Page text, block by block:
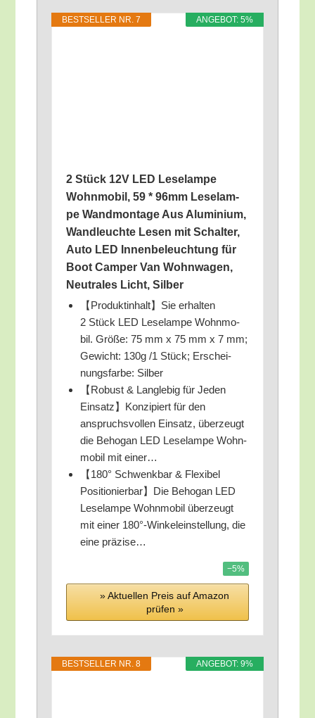
ANGE­BOT: 5%
BEST­SEL­LER NR. 7
2 Stück 12V LED Lese­lam­pe
Wohn­mo­bil, 59 * 96mm Lese­lam­
pe Wand­mon­ta­ge Aus Alu­mi­ni­um,
Wand­leuch­te Lesen mit Schal­ter,
Auto LED Innen­be­leuch­tung für
Boot Cam­per Van Wohn­wa­gen,
Neu­tra­les Licht, Silber
【Produktinhalt】Sie erhal­ten
2 Stück LED Lese­lam­pe Wohn­mo­
bil. Grö­ße: 75 mm x 75 mm x 7 mm;
Gewicht: 130g /​1 Stück; Erschei­
nungs­far­be: Silber
【Robust & Lang­le­big für Jeden
Einsatz】Konzipiert für den
anspruchs­vol­len Ein­satz, über­zeugt
die Beho­gan LED Lese­lam­pe Wohn­
mo­bil mit einer…
【180° Schwenk­bar & Fle­xi­bel
Positionierbar】Die Beho­gan LED
Lese­lam­pe Wohn­mo­bil über­zeugt
mit einer 180°-Winkeleinstellung, die
eine präzise…
−5%
» Aktu­el­len Preis auf Ama­zon
prü­fen »
ANGE­BOT: 9%
BEST­SEL­LER NR. 8